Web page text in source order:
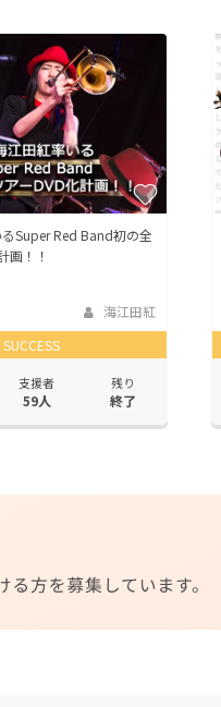
Super Red Band初の全
画！！
海江田紅
SUCCESS
支援者
59人
残り
終了